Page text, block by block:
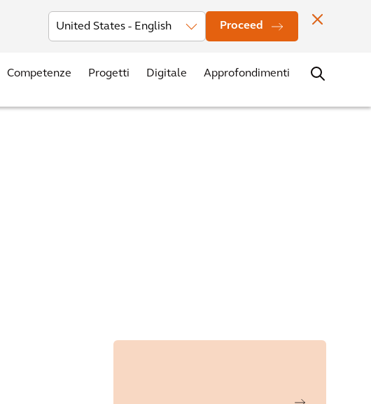
Proceed
Investitori Notizie I nostri uffici Contatti
Competenze Progetti Digitale Approfondimenti